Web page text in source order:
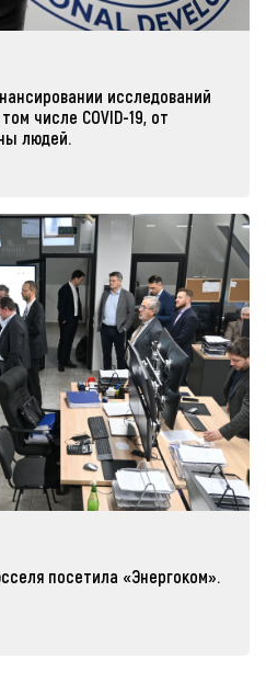
исследований
числе COVID-19, от
людей.
посетила «Энергоком».